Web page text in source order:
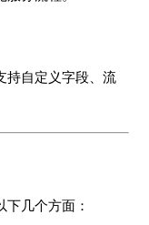
持自定义字段、流
几个方面：